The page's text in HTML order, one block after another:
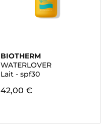
BIOTHERM
WATERLOVER
Lait - spf30
42,00 €